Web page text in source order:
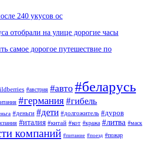
240 укусов ос
отобрали на улице дорогие часы
самое дорогое путешествие по
#австрия #авто#беларусь
#германия#гибель
#деньги #дети #долгожитель #дуров
#италия #китай #кот #кража #литва #маск
компаний #питание #поезд #пожар